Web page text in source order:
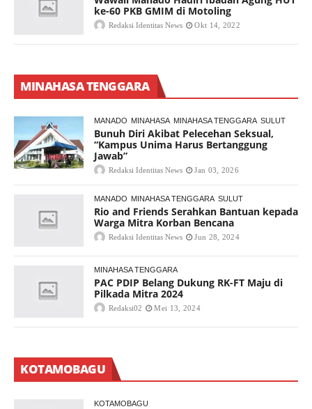
ke-60 PKB GMIM di Motoling
Redaksi Identitas News Okt 14, 2022
MINAHASA TENGGARA
MANADO MINAHASA MINAHASA TENGGARA SULUT
Bunuh Diri Akibat Pelecehan Seksual,
“Kampus Unima Harus Bertanggung
Jawab”
Redaksi Identitas News Jan 03, 2026
MANADO MINAHASA TENGGARA SULUT
Rio and Friends Serahkan Bantuan kepada
Warga Mitra Korban Bencana
Redaksi Identitas News Jun 28, 2024
MINAHASA TENGGARA
PAC PDIP Belang Dukung RK-FT Maju di
Pilkada Mitra 2024
Redaksi02 Mei 13, 2024
KOTAMOBAGU
KOTAMOBAGU